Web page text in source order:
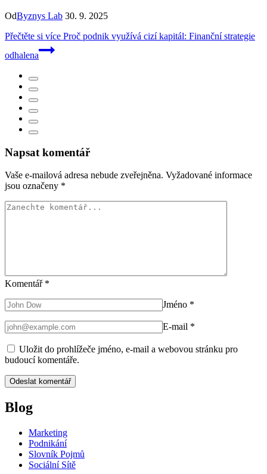
OdByznys Lab 30. 9. 2025
Přečtěte si více Proč podnik využívá cizí kapitál: Finanční strategie
odhalena
Napsat komentář
Vaše e-mailová adresa nebude zveřejněna. Vyžadované informace
jsou označeny *
Komentář *
Jméno *
E-mail *
Uložit do prohlížeče jméno, e-mail a webovou stránku pro
budoucí komentáře.
Blog
Marketing
Podnikání
Slovník Pojmů
Sociální Sítě